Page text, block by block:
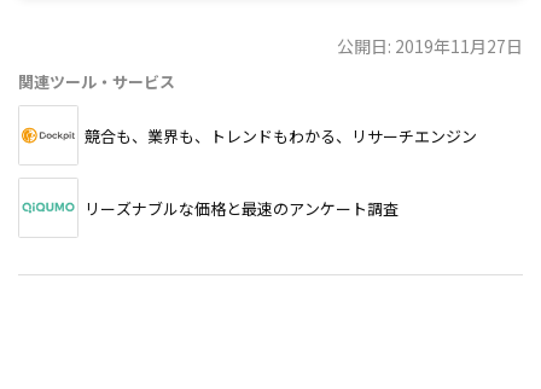
公開日: 2019年11月27日
関連ツール・サービス
競合も、業界も、トレンドもわかる、リサーチエンジン
リーズナブルな価格と最速のアンケート調査